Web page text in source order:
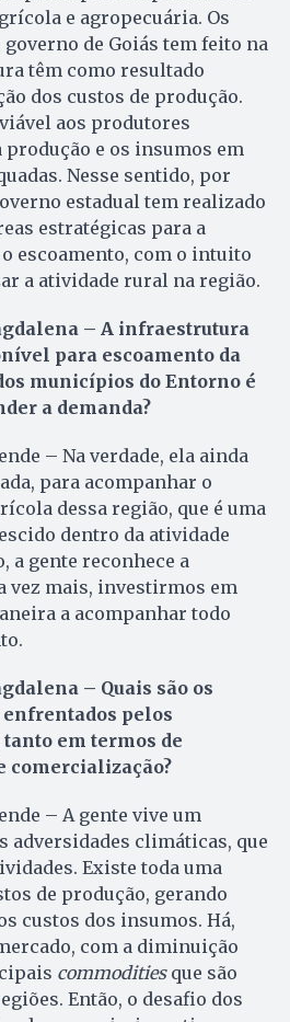
e agropecuária. Os
de Goiás tem feito na
têm como resultado
dos custos de produção.
aos produtores
e os insumos em
Nesse sentido, por
estadual tem realizado
estratégicas para a
escoamento, com o intuito
a atividade rural na região.
– A infraestrutura
para escoamento da
municípios do Entorno é
a demanda?
– Na verdade, ela ainda
para acompanhar o
dessa região, que é uma
dentro da atividade
a gente reconhece a
vez mais, investirmos em
a acompanhar todo
– Quais são os
pelos
em termos de
comercialização?
– A gente vive um
adversidades climáticas, que
Existe toda uma
de produção, gerando
custos dos insumos. Há,
com a diminuição
commoditiesque são
Então, o desafio dos